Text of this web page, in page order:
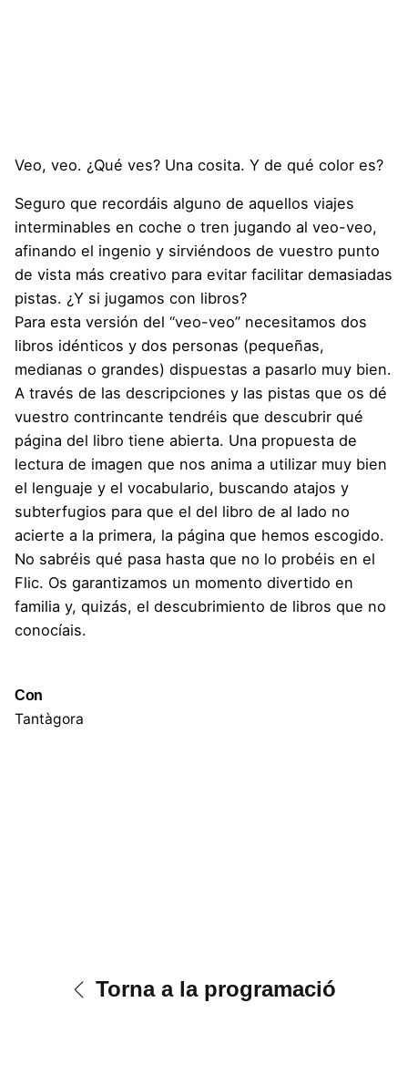
Veo, veo. ¿Qué ves? Una cosita. Y de qué color es?
Seguro que recordáis alguno de aquellos viajes
interminables en coche o tren jugando al veo-veo,
afinando el ingenio y sirviéndoos de vuestro punto
de vista más creativo para evitar facilitar demasiadas
pistas. ¿Y si jugamos con libros?
Para esta versión del “veo-veo” necesitamos dos
libros idénticos y dos personas (pequeñas,
medianas o grandes) dispuestas a pasarlo muy bien.
A través de las descripciones y las pistas que os dé
vuestro contrincante tendréis que descubrir qué
página del libro tiene abierta. Una propuesta de
lectura de imagen que nos anima a utilizar muy bien
el lenguaje y el vocabulario, buscando atajos y
subterfugios para que el del libro de al lado no
acierte a la primera, la página que hemos escogido.
No sabréis qué pasa hasta que no lo probéis en el
Flic. Os garantizamos un momento divertido en
familia y, quizás, el descubrimiento de libros que no
conocíais.
Con
Tantàgora
Torna a la programació